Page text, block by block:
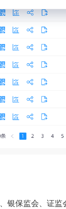
银保监会、证